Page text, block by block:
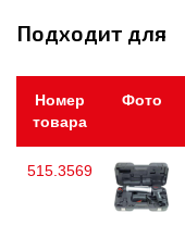
Подходит для
Номер
товара
Фото
515.3569